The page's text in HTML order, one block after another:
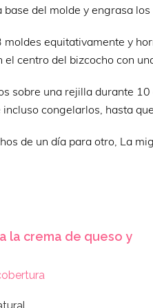
base del molde y engrasa
equitativamente y
el centro del bizcocho con
sobre una rejilla durante
congelarlos, hasta
de un día para otro, La
la crema de queso y